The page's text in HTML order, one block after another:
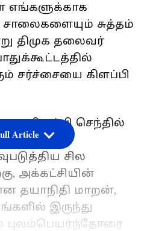
எங்களுக்காக
சுத்தம்
திமுக தலைவர்
சர்ச்சையை கிளப்பி
எம்பி செந்தில்
தொடர்பாக
சில
அக்கட்சியின்
தயாநிதி மாறன்,
இருந்து
புலம்பெயர்ந்தோரை
Article